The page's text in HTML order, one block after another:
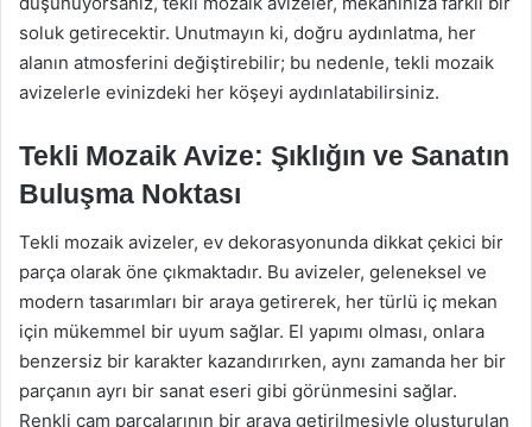
soluk getirecektir. Unutmayın ki, doğru aydınlatma, her
alanın atmosferini değiştirebilir; bu nedenle, tekli mozaik
avizelerle evinizdeki her köşeyi aydınlatabilirsiniz.
Tekli Mozaik Avize: Şıklığın ve Sanatın
Buluşma Noktası
Tekli mozaik avizeler, ev dekorasyonunda dikkat çekici bir
parça olarak öne çıkmaktadır. Bu avizeler, geleneksel ve
modern tasarımları bir araya getirerek, her türlü iç mekan
için mükemmel bir uyum sağlar. El yapımı olması, onlara
benzersiz bir karakter kazandırırken, aynı zamanda her bir
parçanın ayrı bir sanat eseri gibi görünmesini sağlar.
Renkli cam parçalarının bir araya getirilmesiyle oluşturulan